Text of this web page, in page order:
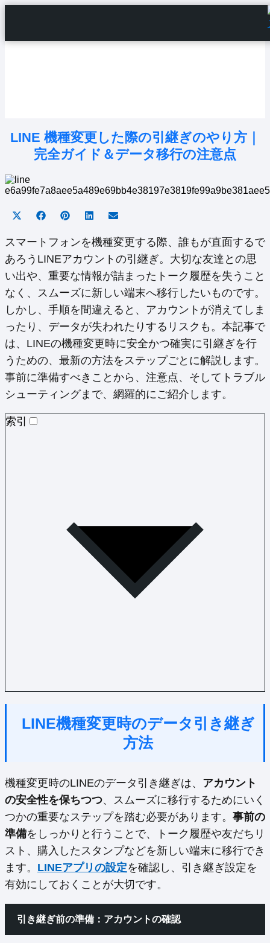
LINE 機種変更した際の引継ぎのやり方｜
完全ガイド＆データ移行の注意点
Share
X
(Twitter)
Share
Facebook
Share
Pinterest
Share
LinkedInEmail
スマートフォンを機種変更する際、誰もが直面するで
あろうLINEアカウントの引継ぎ。大切な友達との思
い出や、重要な情報が詰まったトーク履歴を失うこと
なく、スムーズに新しい端末へ移行したいものです。
しかし、手順を間違えると、アカウントが消えてしま
ったり、データが失われたりするリスクも。本記事で
は、LINEの機種変更時に安全かつ確実に引継ぎを行
うための、最新の方法をステップごとに解説します。
事前に準備すべきことから、注意点、そしてトラブル
シューティングまで、網羅的にご紹介します。
索引
LINE機種変更時のデータ引き継ぎ
方法
機種変更時のLINEのデータ引き継ぎは、 アカウント
の安全性を保ちつつ、スムーズに移行するためにいく
つかの重要なステップを踏む必要があります。 事前の
準備をしっかりと行うことで、トーク履歴や友だちリ
スト、購入したスタンプなどを新しい端末に移行でき
ます。 LINEアプリの設定を確認し、引き継ぎ設定を
有効にしておくことが大切です。
引き継ぎ前の準備：アカウントの確認